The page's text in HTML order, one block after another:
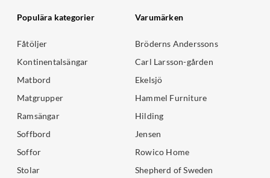
Populära kategorier
Fåtöljer
Kontinentalsängar
Matbord
Matgrupper
Ramsängar
Soffbord
Soffor
Stolar
Varumärken
Bröderns Anderssons
Carl Larsson-gården
Ekelsjö
Hammel Furniture
Hilding
Jensen
Rowico Home
Shepherd of Sweden